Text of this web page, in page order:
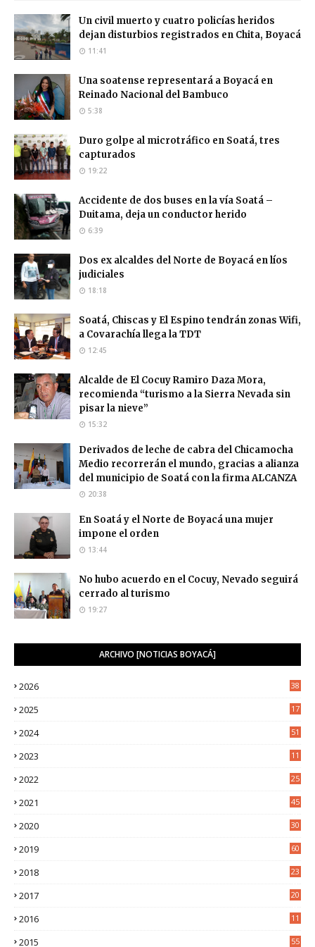
Un civil muerto y cuatro policías heridos
dejan disturbios registrados en Chita, Boyacá
11:41
Una soatense representará a Boyacá en
Reinado Nacional del Bambuco
5:38
Duro golpe al microtráfico en Soatá, tres
capturados
19:22
Accidente de dos buses en la vía Soatá –
Duitama, deja un conductor herido
6:39
Dos ex alcaldes del Norte de Boyacá en líos
judiciales
18:18
Soatá, Chiscas y El Espino tendrán zonas Wifi,
a Covarachía llega la TDT
12:45
Alcalde de El Cocuy Ramiro Daza Mora,
recomienda “turismo a la Sierra Nevada sin
pisar la nieve”
15:32
Derivados de leche de cabra del Chicamocha
Medio recorrerán el mundo, gracias a alianza
del municipio de Soatá con la firma ALCANZA
20:38
En Soatá y el Norte de Boyacá una mujer
impone el orden
13:44
No hubo acuerdo en el Cocuy, Nevado seguirá
cerrado al turismo
19:27
ARCHIVO [NOTICIAS BOYACÁ]
2026 38
2025
17
2024 51
2023
11
2022
25
2021
45
2020
30
2019 60
2018
23
2017
20
2016
11
2015 55